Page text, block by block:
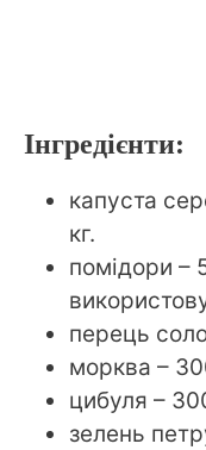
Інгредієнти:
капуста
кг.
помідори –
перець
морква –
цибуля –
зелень